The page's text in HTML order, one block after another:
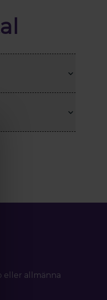
eller allmänna